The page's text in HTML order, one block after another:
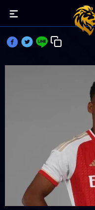
FPLเปิดราคา ทิมเบอ